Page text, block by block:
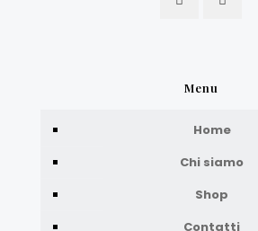
Menu
Home
Chi siamo
Shop
Contatti